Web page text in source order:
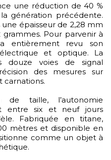
une réduction de 40 %
génération précédente.
une épaisseur de 2,28 mm
Pour parvenir à
entièrement revu son
et optique. La
douze voies de signal
des mesures sur
carnations.
taille, l’autonomie
entre six et neuf jours
Fabriquée en titane,
mètres et disponible en
comme un objet à